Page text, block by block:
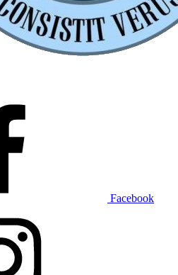
Facebook